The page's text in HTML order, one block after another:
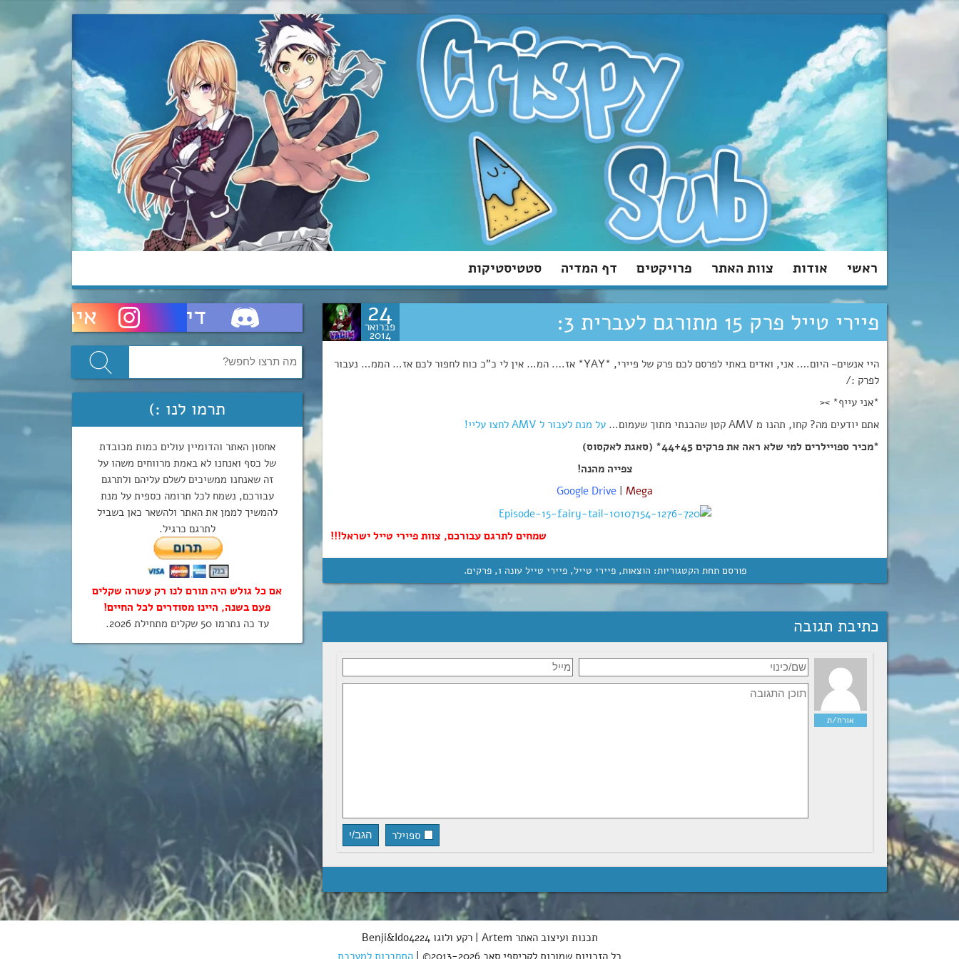
מעבר
לתוכן
ראשי אודות צוות האתר פרויקטים דף המדיה סטטיסטיקות
פיירי טייל פרק 15 מתורגם לעברית 3: 24
פברואר
2014
היי אנשים~ היום…. אני, ואדים באתי לפרסם לכם פרק של פיירי, *YAY* אז…. המ… אין לי כ”כ כוח לחפור לכם אז… הממ… נעבור
לפרק :/
*אני עייף* ><
אתם יודעים מה? קחו, תהנו מ AMV קטן שהכנתי מתוך שעמום…
על מנת לעבור ל AMV לחצו עליי!
*מכיר ספויילרים למי שלא ראה את פרקים 44+45* (סאגת לאקסוס)
צפייה מהנה!
Google Drive |Mega
שמחים לתרגם עבורכם, צוות פיירי טייל ישראל!!!
פורסם תחת הקטגוריות: הוצאות,פיירי טייל,פיירי טייל עונה 1 ,פרקים.
כתיבת תגובה
ספוילר
תרמו לנו :)
אחסון האתר והדומיין עולים כמות מכובדת
של כסף ואנחנו לא באמת מרווחים משהו על
זה שאנחנו ממשיכים לשלם עליהם ולתרגם
עבורכם, נשמח לכל תרומה כספית על מנת
להמשיך לממן את האתר ולהשאר כאן בשביל
לתרגם כרגיל.
אם כל גולש היה תורם לנו רק עשרה שקלים
פעם בשנה, היינו מסודרים לכל החיים!
עד כה נתרמו 50 שקלים מתחילת 2026.
תכנות ועיצוב האתר Artem | רקע ולוגו Benji&Ido4224
כל הזכויות שמורות לקריספי סאב 2013-2026© |
התחברות למערכת